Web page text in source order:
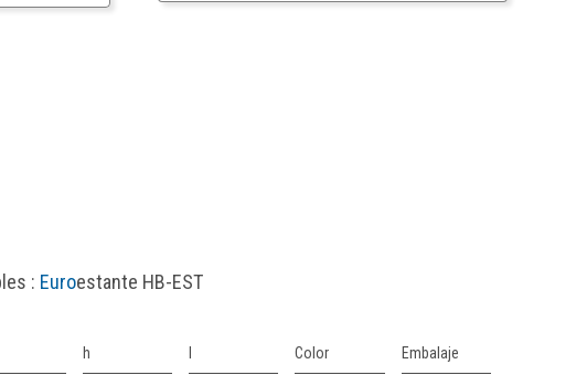
: Euroestante HB-EST
h Color Embalaje